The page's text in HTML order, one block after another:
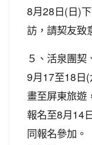
8月28日(日)
訪，請契友致
５、活泉團契
9月17至18日
畫至屏東旅遊
報名至8月14
同報名參加。